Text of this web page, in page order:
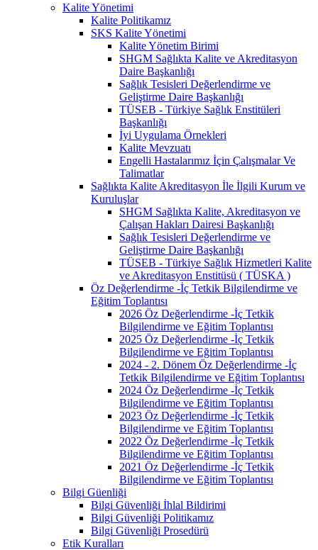
Kalite Yönetimi
Kalite Politikamız
SKS Kalite Yönetimi
Kalite Yönetim Birimi
SHGM Sağlıkta Kalite ve Akreditasyon
Daire Başkanlığı
Sağlık Tesisleri Değerlendirme ve
Geliştirme Daire Başkanlığı
TÜSEB - Türkiye Sağlık Enstitüleri
Başkanlığı
İyi Uygulama Örnekleri
Kalite Mevzuatı
Engelli Hastalarımız İçin Çalışmalar Ve
Talimatlar
Sağlıkta Kalite Akreditasyon İle İlgili Kurum ve
Kuruluşlar
SHGM Sağlıkta Kalite, Akreditasyon ve
Çalışan Hakları Dairesi Başkanlığı
Sağlık Tesisleri Değerlendirme ve
Geliştirme Daire Başkanlığı
TÜSEB - Türkiye Sağlık Hizmetleri Kalite
ve Akreditasyon Enstitüsü ( TÜSKA )
Öz Değerlendirme -İç Tetkik Bilgilendirme ve
Eğitim Toplantısı
2026 Öz Değerlendirme -İç Tetkik
Bilgilendirme ve Eğitim Toplantısı
2025 Öz Değerlendirme -İç Tetkik
Bilgilendirme ve Eğitim Toplantısı
2024 - 2. Dönem Öz Değerlendirme -İç
Tetkik Bilgilendirme ve Eğitim Toplantısı
2024 Öz Değerlendirme -İç Tetkik
Bilgilendirme ve Eğitim Toplantısı
2023 Öz Değerlendirme -İç Tetkik
Bilgilendirme ve Eğitim Toplantısı
2022 Öz Değerlendirme -İç Tetkik
Bilgilendirme ve Eğitim Toplantısı
2021 Öz Değerlendirme -İç Tetkik
Bilgilendirme ve Eğitim Toplantısı
Bilgi Güenliği
Bilgi Güvenliği İhlal Bildirimi
Bilgi Güvenliği Politikamız
Bilgi Güvenliği Prosedürü
Etik Kuralları